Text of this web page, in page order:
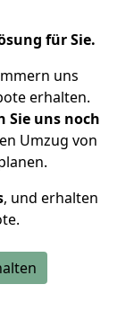
für Sie.
uns
erhalten.
uns noch
Umzug von
, und erhalten